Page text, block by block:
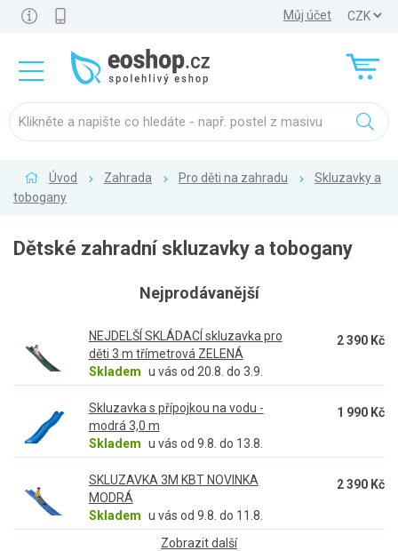
Můj účet
Úvod Zahrada Pro děti na zahradu
Skluzavky a
tobogany
Dětské zahradní skluzavky a tobogany
Nejprodávanější
NEJDELŠÍ SKLÁDACÍ skluzavka pro
děti 3 m třímetrová ZELENÁ
Skladem u vás od 20.8. do 3.9.
2 390 Kč
Skluzavka s přípojkou na vodu -
modrá 3,0 m
Skladem u vás od 9.8. do 13.8.
1 990 Kč
SKLUZAVKA 3M KBT NOVINKA
MODRÁ
Skladem u vás od 9.8. do 11.8.
2 390 Kč
Zobrazit další